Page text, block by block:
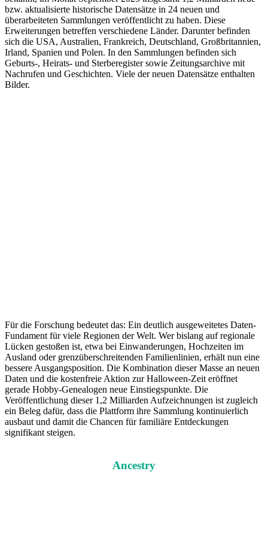
bzw. aktualisierte historische Datensätze in 24 neuen und
überarbeiteten Sammlungen veröffentlicht zu haben. Diese
Erweiterungen betreffen verschiedene Länder. Darunter befinden
sich die USA, Australien, Frankreich, Deutschland, Großbritannien,
Irland, Spanien und Polen. In den Sammlungen befinden sich
Geburts-, Heirats- und Sterberegister sowie Zeitungsarchive mit
Nachrufen und Geschichten. Viele der neuen Datensätze enthalten
Bilder.
Für die Forschung bedeutet das: Ein deutlich ausgeweitetes Daten-
Fundament für viele Regionen der Welt. Wer bislang auf regionale
Lücken gestoßen ist, etwa bei Einwanderungen, Hochzeiten im
Ausland oder grenzüberschreitenden Familienlinien, erhält nun eine
bessere Ausgangsposition. Die Kombination dieser Masse an neuen
Daten und die kostenfreie Aktion zur Halloween-Zeit eröffnet
gerade Hobby-Genealogen neue Einstiegspunkte. Die
Veröffentlichung dieser 1,2 Milliarden Aufzeichnungen ist zugleich
ein Beleg dafür, dass die Plattform ihre Sammlung kontinuierlich
ausbaut und damit die Chancen für familiäre Entdeckungen
signifikant steigen.
Ancestry